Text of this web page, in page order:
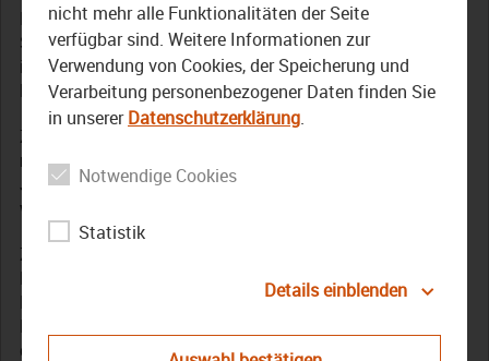
In dieser Ausgabe unserer diesjährigen Reihe der TVO-
Sommergespräche begrüßt Redaktionsleiter Frank Ebert
in der Hofer Münch-Ferber-Villa Günther Denzler, den
Bezirkstagspräsidenten des Bezirks Oberfranken.
Zusammen mit ihm blicken wir zu Beginn des Gesprächs
noch einmal zurück auf den Tag der Franken, der Anfang
Juli 2016 mit einer großen Festveranstaltung und vielen
weiteren Events unter anderem in Hof begangen wurde.
Zudem sprechen wir über die aktuell großen
Herausforderungen der Bezirks, die einerseits mit
Investitionen gekoppelt sind, wie der Neubau des
Bezirksklinikums Kutzenburg, andererseits das Meistern
der Flüchtlingskrise, hier im speziellen die Aufgaben des
nicht mehr alle Funktionalitäten der Seite
verfügbar sind. Weitere Informationen zur
Verwendung von Cookies, der Speicherung und
Verarbeitung personenbezogener Daten finden Sie
in unsererDatenschutzerklärung.
Notwendige Cookies
Statistik
Details einblenden